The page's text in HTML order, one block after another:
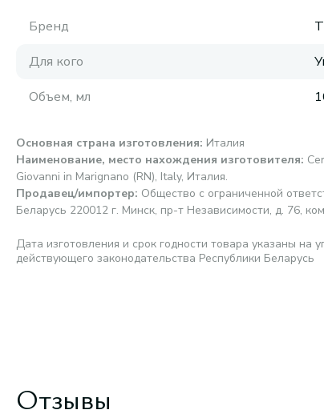
Бренд
Для кого
Объем, мл
Основная страна изготовления: Италия
Наименование, место нахождения изготовителя:
Giovanni in Marignano (RN), Italy, Италия.
Продавец/импортер: Общество с ограниченной
Беларусь 220012 г. Минск, пр-т Независимости, д. 76,
Дата изготовления и срок годности товара указаны на
действующего законодательства Республики Беларусь
Отзывы